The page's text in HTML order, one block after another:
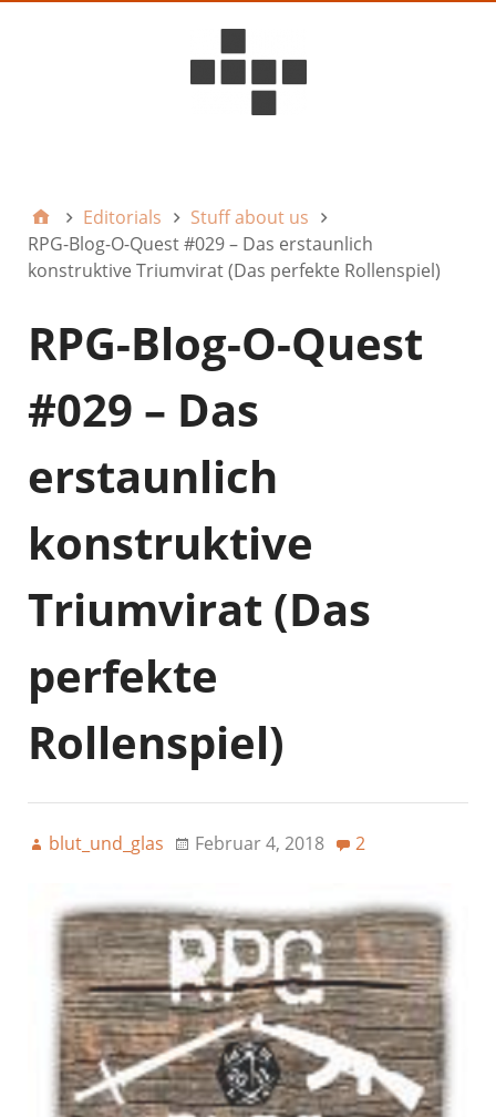
Editorials
Stuff about us
RPG-Blog-O-Quest #029 – Das erstaunlich
konstruktive Triumvirat (Das perfekte Rollenspiel)
RPG-Blog-O-Quest
#029 – Das
erstaunlich
konstruktive
Triumvirat (Das
perfekte
Rollenspiel)
blut_und_glas Februar 4, 2018 2